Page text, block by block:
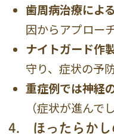
歯周病治療によ
因からアプロー
ナイトガード作
守り、症状の予
重症例では神経
（症状が進んで
4． ほったらかし